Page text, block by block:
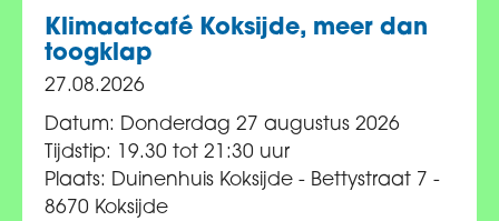
Klimaatcafé Koksijde, meer dan
toogklap
27.08.2026
Datum: Donderdag 27 augustus 2026
Tijdstip: 19.30 tot 21:30 uur
Plaats: Duinenhuis Koksijde - Bettystraat 7 -
8670 Koksijde